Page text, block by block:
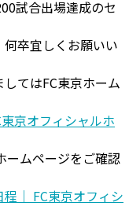
試合出場達成のセ
卒宜しくお願いい
てはFC東京ホーム
京オフィシャルホ
ームページをご確認
｜ FC東京オフィシ